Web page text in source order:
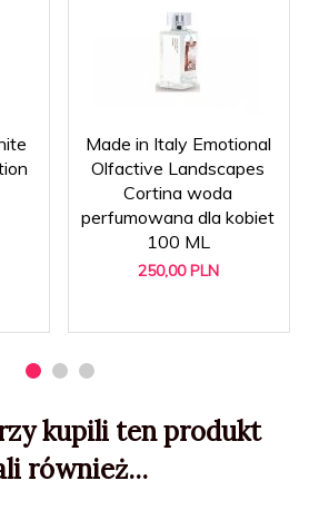
Made in Italy Emotional
Olfactive Landscapes
Cortina woda
perfumowana dla kobiet
100 ML
250,00 PLN
kupili ten produkt
również...